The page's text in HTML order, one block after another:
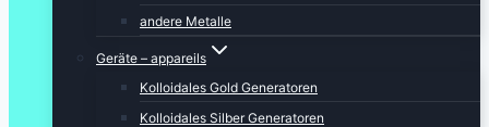
andere Metalle
Geräte – appareils
Kolloidales Gold Generatoren
Kolloidales Silber Generatoren